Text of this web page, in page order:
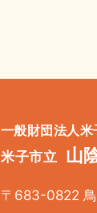
一般財団法人米
米子市立 山
〒683-0822